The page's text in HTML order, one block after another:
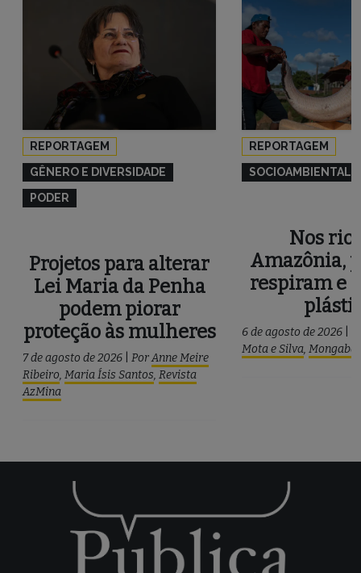
REPORTAGEM
GÊNERO E DIVERSIDADE
PODER
Projetos para alterar
Lei Maria da Penha
podem piorar
proteção às mulheres
7 de agosto de 2026 PorAnne Meire
Ribeiro, Maria Ísis Santos, Revista
AzMina
REPORTAGEM
SOCIOAMBIENTAL
Nos
Amazônia,
respiram e
6 de agosto de 2026
Mota e Silva,